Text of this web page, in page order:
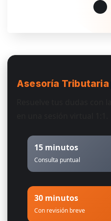
Asesoría Tributaria
15 minutos
Consulta puntual
30 minutos
Con revisión breve